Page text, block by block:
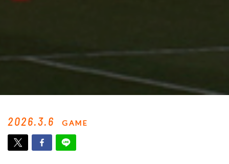
2026.3.6 GAME